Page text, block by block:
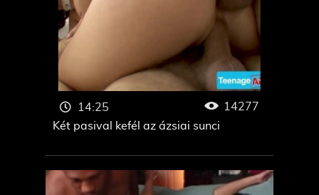
Két pasival kefél az ázsiai sunci
14:25 14277